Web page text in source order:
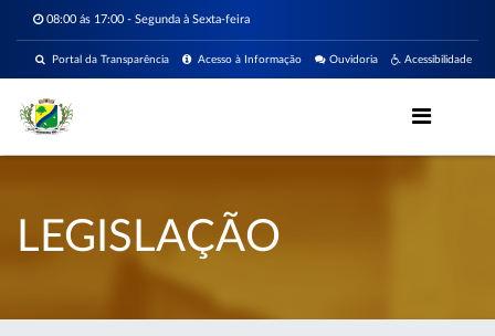
08:00 ás 17:00 - Segunda à Sexta-feira
Acessibilidade
Ouvidoria
Acesso à Informação
Portal da Transparência
LEGISLAÇÃO